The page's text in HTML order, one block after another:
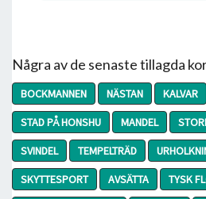
Några av de senaste tillagda
BOCKMANNEN NÄSTAN KALVAR
STAD PÅ HONSHU
MANDEL
SVINDEL
TEMPELTRÄD
SKYTTESPORT
AVSÄTTA
TYSK